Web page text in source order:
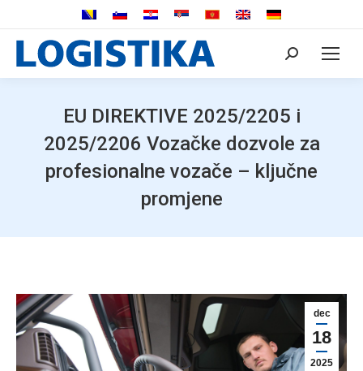
Search:
EU DIREKTIVE 2025/2205 i
2025/2206 Vozačke dozvole za
profesionalne vozače – ključne
promjene
dec
18
2025